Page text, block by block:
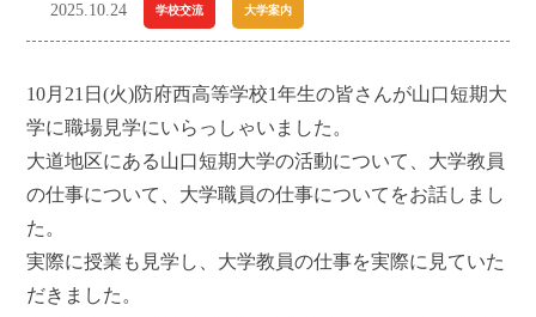
2025.10.24 学校交流 大学案内
10月21日(火)防府西高等学校1年生の皆さんが山口短期大
学に職場見学にいらっしゃいました。
大道地区にある山口短期大学の活動について、大学教員
の仕事について、大学職員の仕事についてをお話しまし
た。
実際に授業も見学し、大学教員の仕事を実際に見ていた
だきました。